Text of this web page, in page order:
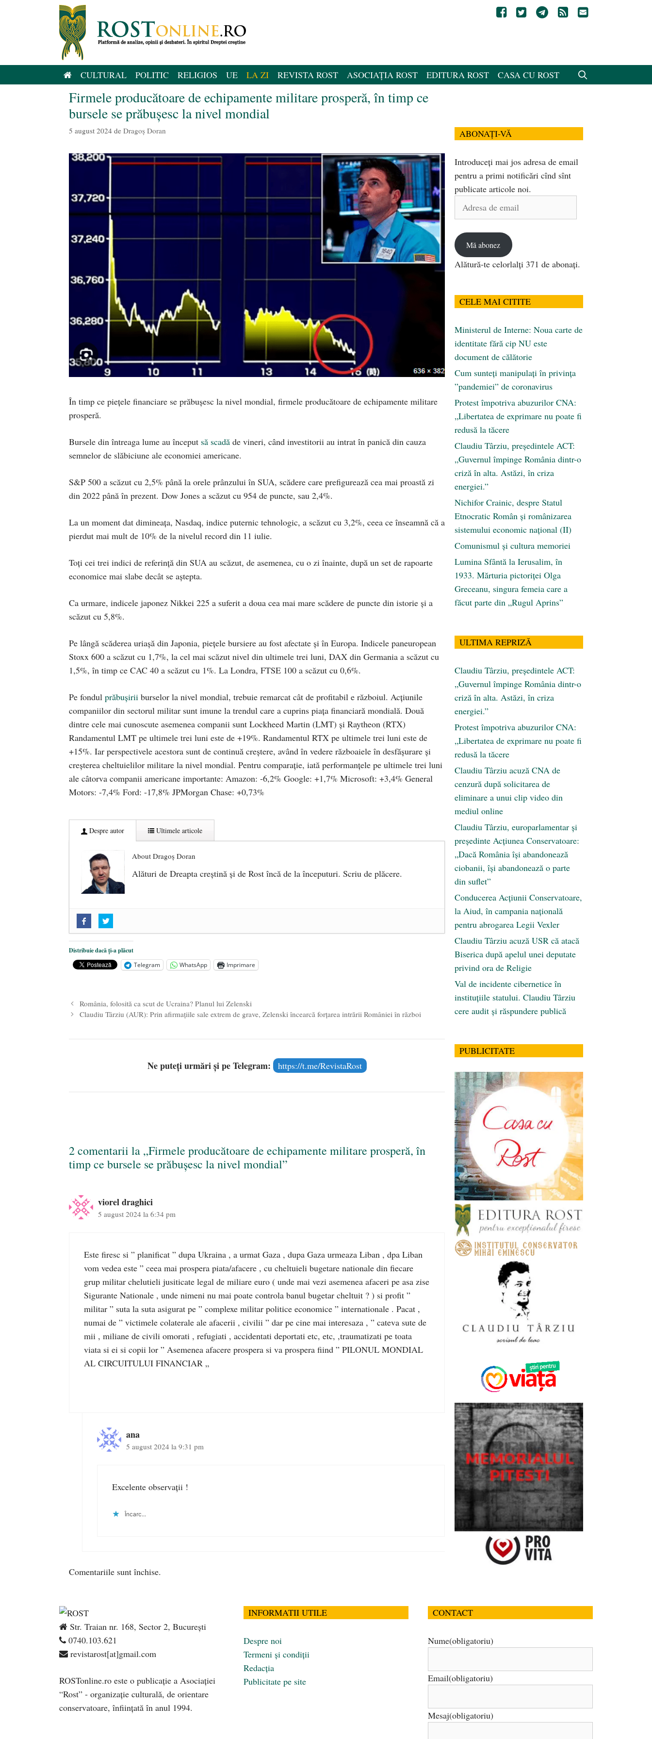
CULTURAL POLITIC RELIGIOS UE LA ZI REVISTA ROST ASOCIAȚIA ROST EDITURA ROST CASA CU ROST
Firmele producătoare de echipamente militare prosperă, în timp ce
bursele se prăbușesc la nivel mondial
5 august 2024 de Dragoș Doran
În timp ce piețele financiare se prăbușesc la nivel mondial, firmele producătoare de echipamente militare
prosperă.
Bursele din întreaga lume au început să scadă de vineri, când investitorii au intrat în panică din cauza
semnelor de slăbiciune ale economiei americane.
S&P 500 a scăzut cu 2,5% până la orele prânzului în SUA, scădere care prefigurează cea mai proastă zi
din 2022 până în prezent. Dow Jones a scăzut cu 954 de puncte, sau 2,4%.
La un moment dat dimineața, Nasdaq, indice puternic tehnologic, a scăzut cu 3,2%, ceea ce înseamnă că a
pierdut mai mult de 10% de la nivelul record din 11 iulie.
Toți cei trei indici de referință din SUA au scăzut, de asemenea, cu o zi înainte, după un set de rapoarte
economice mai slabe decât se aștepta.
Ca urmare, indicele japonez Nikkei 225 a suferit a doua cea mai mare scădere de puncte din istorie și a
scăzut cu 5,8%.
Pe lângă scăderea uriașă din Japonia, piețele bursiere au fost afectate și în Europa. Indicele paneuropean
Stoxx 600 a scăzut cu 1,7%, la cel mai scăzut nivel din ultimele trei luni, DAX din Germania a scăzut cu
1,5%, în timp ce CAC 40 a scăzut cu 1%. La Londra, FTSE 100 a scăzut cu 0,6%.
Pe fondul prăbușirii burselor la nivel mondial, trebuie remarcat cât de profitabil e războiul. Acțiunile
companiilor din sectorul militar sunt imune la trendul care a cuprins piața financiară mondială. Două
dintre cele mai cunoscute asemenea companii sunt Lockheed Martin (LMT) și Raytheon (RTX)
Randamentul LMT pe ultimele trei luni este de +19%. Randamentul RTX pe ultimele trei luni este de
+15%. Iar perspectivele acestora sunt de continuă creștere, având în vedere războaiele în desfășurare și
creșterea cheltuielilor militare la nivel mondial. Pentru comparație, iată performanțele pe ultimele trei luni
ale câtorva companii americane importante: Amazon: -6,2% Google: +1,7% Microsoft: +3,4% General
Motors: -7,4% Ford: -17,8% JPMorgan Chase: +0,73%
Despre autor Ultimele articole
About Dragoș Doran
Alături de Dreapta creștină și de Rost încă de la începuturi. Scriu de plăcere.
„Acum nu e momentul”
O nouă autostradă distruge pădurea amazoniană, pentru summitul climatic COP30 - 14 martie
2025
Alegeri controlate - 11 martie 2025
Distribuie dacă ți-a plăcut
Telegram
WhatsApp Imprimare
România, folosită ca scut de Ucraina? Planul lui Zelenski
Claudiu Târziu (AUR): Prin afirmațiile sale extrem de grave, Zelenski încearcă forțarea intrării României în război
Ne puteți urmări și pe Telegram: https://t.me/RevistaRost
2 comentarii la „Firmele producătoare de echipamente militare prosperă, în
timp ce bursele se prăbușesc la nivel mondial”
viorel draghici
5 august 2024 la 6:34 pm
Este firesc si ” planificat ” dupa Ukraina , a urmat Gaza , dupa Gaza urmeaza Liban , dpa Liban
vom vedea este ” ceea mai prospera piata/afacere , cu cheltuieli bugetare nationale din fiecare
grup militar chelutieli jusiticate legal de miliare euro ( unde mai vezi asemenea afaceri pe asa zise
Sigurante Nationale , unde nimeni nu mai poate controla banul bugetar cheltuit ? ) si profit ”
militar ” suta la suta asigurat pe ” complexe militar politice economice ” internationale . Pacat ,
numai de ” victimele colaterale ale afacerii , civilii ” dar pe cine mai interesaza , ” cateva sute de
mii , miliane de civili omorati , refugiati , accidentati deportati etc, etc, ,traumatizati pe toata
viata si ei si copii lor ” Asemenea afacere prospera si va prospera fiind ” PILONUL MONDIAL
AL CIRCUITULUI FINANCIAR „
ana
5 august 2024 la 9:31 pm
Excelente observații !
Încarc...
Comentariile sunt închise.
ABONAȚI-VĂ
Introduceți mai jos adresa de email
pentru a primi notificări cînd sînt
publicate articole noi.
Adresa
Mă abonez
Alătură-te celorlalți 371 de abonați.
CELE MAI CITITE
Ministerul de Interne: Noua carte de
identitate fără cip NU este
document de călătorie
Cum sunteți manipulați în privința
”pandemiei” de coronavirus
Protest împotriva abuzurilor CNA:
„Libertatea de exprimare nu poate fi
redusă la tăcere
Claudiu Târziu, președintele ACT:
„Guvernul împinge România dintr-o
criză în alta. Astăzi, în criza
energiei.”
Nichifor Crainic, despre Statul
Etnocratic Român şi românizarea
sistemului economic naţional (II)
Comunismul şi cultura memoriei
Lumina Sfântă la Ierusalim, în
1933. Mărturia pictoriței Olga
Greceanu, singura femeia care a
făcut parte din „Rugul Aprins”
ULTIMA REPRIZĂ
Claudiu Târziu, președintele ACT:
„Guvernul împinge România dintr-o
criză în alta. Astăzi, în criza
energiei.”
Protest împotriva abuzurilor CNA:
„Libertatea de exprimare nu poate fi
redusă la tăcere
Claudiu Târziu acuză CNA de
cenzură după solicitarea de
eliminare a unui clip video din
mediul online
Claudiu Târziu, europarlamentar și
președinte Acțiunea Conservatoare:
„Dacă România își abandonează
ciobanii, își abandonează o parte
din suflet”
Conducerea Acțiunii Conservatoare,
la Aiud, în campania națională
pentru abrogarea Legii Vexler
Claudiu Târziu acuză USR că atacă
Biserica după apelul unei deputate
privind ora de Religie
Val de incidente cibernetice în
instituțiile statului. Claudiu Târziu
cere audit și răspundere publică
PUBLICITATE
Str. Traian nr. 168, Sector 2, București
0740.103.621
revistarost[at]gmail.com
ROSTonline.ro este o publicaţie a Asociaţiei
“Rost” - organizaţie culturală, de orientare
conservatoare, înfiinţată în anul 1994.
INFORMATII UTILE
Despre noi
Termeni și condiții
Redacția
Publicitate pe site
CONTACT
Nume(obligatoriu)
Email(obligatoriu)
Mesaj(obligatoriu)